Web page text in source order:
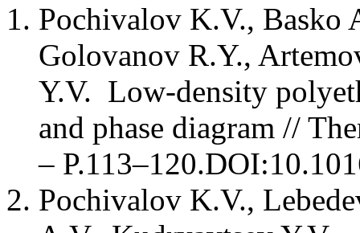
Pochivalov K.V., Basko
Golovanov R.Y.,
Y.V. Low-density
and phase diagram //
–
Pochivalov K.V.,